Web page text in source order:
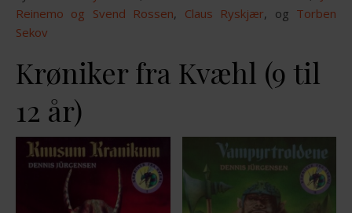
Reinemo og Svend Rossen, Claus Ryskjær, og Torben
Sekov
Krøniker fra Kvæhl (9 til
12 år)